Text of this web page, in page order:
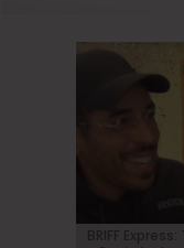
BRIFF
Johnny Depp
BRIFF 2026:
« Coyote vs.
Capsule